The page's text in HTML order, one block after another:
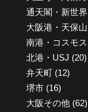
通天閣・新世界
大阪港・天保山
南港・コスモ
北港・USJ (20)
弁天町 (12)
堺市 (16)
大阪その他 (62)